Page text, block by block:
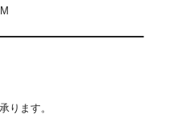
ります。